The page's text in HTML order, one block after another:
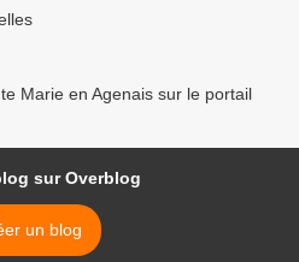
Marie en Agenais sur le portail
sur Overblog
un blog